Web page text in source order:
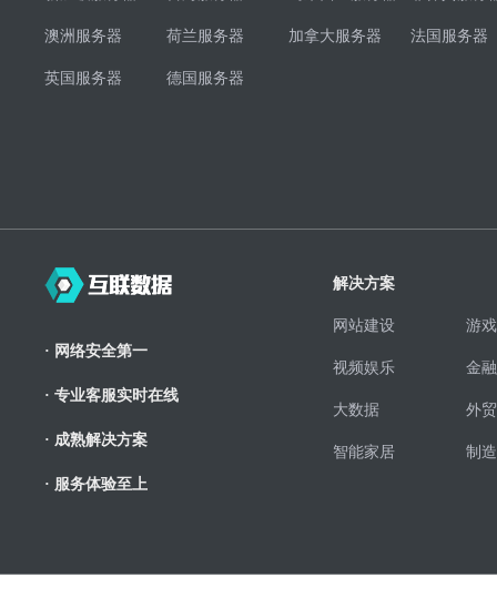
澳洲服务器 荷兰服务器 加拿大服务器 法国服务器
英国服务器 德国服务器
· 网络安全第一
· 专业客服实时在线
· 成熟解决方案
· 服务体验至上
解决方案
网站建设 游
视频娱乐 金
大数据 外
智能家居 制